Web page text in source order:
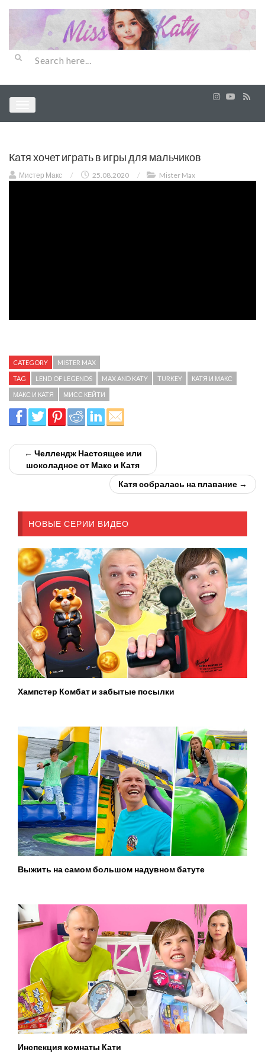
Катя хочет играть в игры для мальчиков
Мистер Макс / 25.08.2020 / Mister Max
CATEGORY MISTER MAX
TAG LEND OF LEGENDS MAX AND KATY TURKEY КАТЯ И МАКС
МАКС И КАТЯ МИСС КЕЙТИ
← Челлендж Настоящее или
шоколадное от Макс и Катя
Катя собралась на плавание →
НОВЫЕ СЕРИИ ВИДЕО
Хампстер Комбат и забытые посылки
Выжить на самом большом надувном батуте
Инспекция комнаты Кати